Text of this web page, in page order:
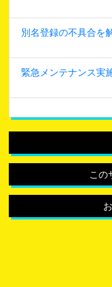
別名登録の不具合を
この